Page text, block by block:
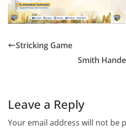
Stricking Game
Smith
Leave a Reply
Your email address will not be